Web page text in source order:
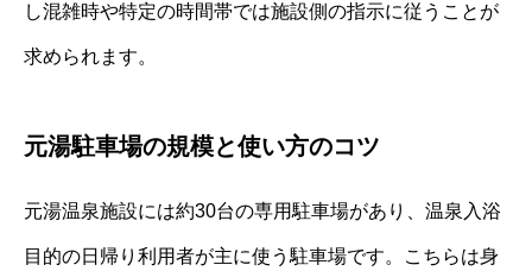
し混雑時や特定の時間帯では施設側の指示に従うことが
求められます。
元湯駐車場の規模と使い方のコツ
元湯温泉施設には約30台の専用駐車場があり、温泉入浴
目的の日帰り利用者が主に使う駐車場です。こちらは身